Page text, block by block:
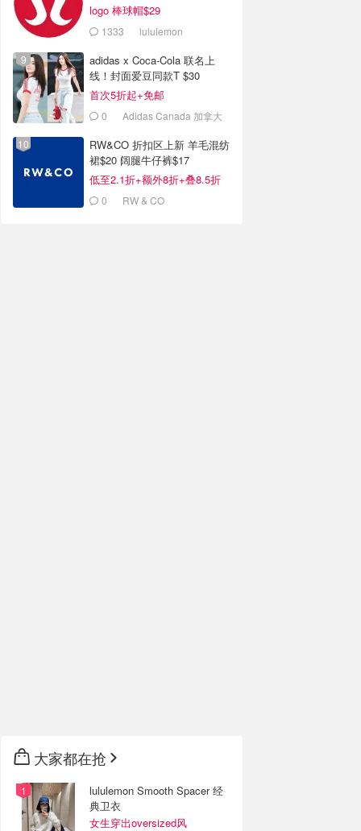
logo 棒球帽$29
1333 lululemon
adidas x Coca-Cola 联名上
线！封面爱豆同款T $30
首次5折起+免邮
0
Adidas Canada 加拿大
RW&CO 折扣区上新 羊毛混纺
裙$20 阔腿牛仔裤$17
低至2.1折+额外8折+叠8.5折
0 RW & CO
大家都在抢
lululemon Smooth Spacer 经
典卫衣
女生穿出oversized风